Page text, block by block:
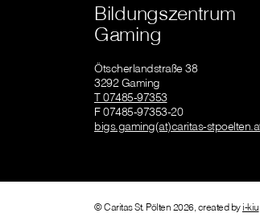
Bildungszentrum
Gaming
Ötscherlandstraße 38
3292 Gaming
T 07485-97353
F 07485-97353-20
bigs.gaming(at)caritas-
© Caritas St. Pölten 2026, created by i-kiu